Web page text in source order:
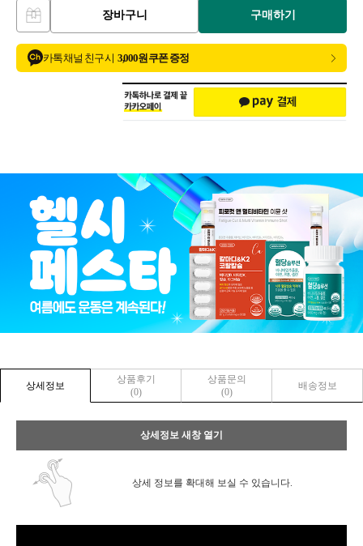
장바구니 구매하기
카톡 채널 친구 시 3,000원 쿠폰 증정
상세정보
상품후기
(0)
상품문의
(0)
배송정보
상세정보 새창 열기
상세 정보를 확대해 보실 수 있습니다.